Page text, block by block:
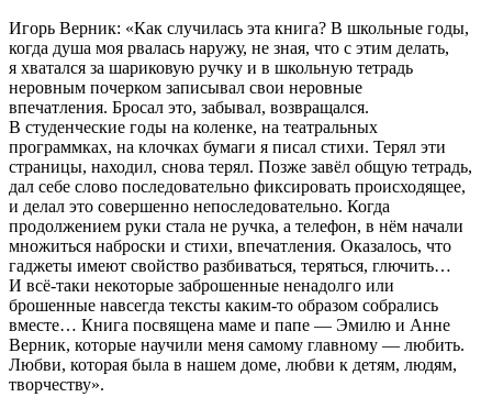
Игорь Верник: «Как случилась эта книга? В школьные годы,
когда душа моя рвалась наружу, не зная, что с этим делать,
я хватался за шариковую ручку и в школьную тетрадь
неровным почерком записывал свои неровные
впечатления. Бросал это, забывал, возвращался.
В студенческие годы на коленке, на театральных
программках, на клочках бумаги я писал стихи. Терял эти
страницы, находил, снова терял. Позже завёл общую тетрадь,
дал себе слово последовательно фиксировать происходящее,
и делал это совершенно непоследовательно. Когда
продолжением руки стала не ручка, а телефон, в нём начали
множиться наброски и стихи, впечатления. Оказалось, что
гаджеты имеют свойство разбиваться, теряться, глючить…
И всё-таки некоторые заброшенные ненадолго или
брошенные навсегда тексты каким-то образом собрались
вместе… Книга посвящена маме и папе — Эмилю и Анне
Верник, которые научили меня самому главному — любить.
Любви, которая была в нашем доме, любви к детям, людям,
творчеству».